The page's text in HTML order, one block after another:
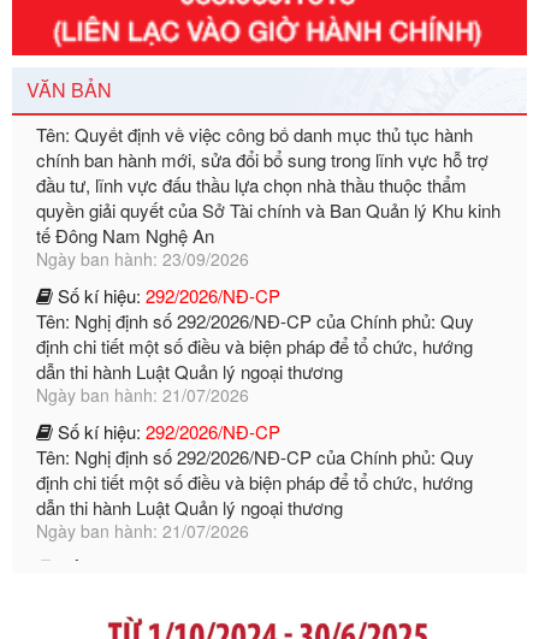
VĂN BẢN
Số kí hiệu:3014/QĐ-UBND
Tên: Quyết định về việc công bố danh mục thủ tục hành
chính ban hành mới, sửa đổi bổ sung trong lĩnh vực hỗ trợ
đầu tư, lĩnh vực đấu thầu lựa chọn nhà thầu thuộc thẩm
quyền giải quyết của Sở Tài chính và Ban Quản lý Khu kinh
tế Đông Nam Nghệ An
Ngày ban hành: 23/09/2026
Số kí hiệu:292/2026/NĐ-CP
Tên: Nghị định số 292/2026/NĐ-CP của Chính phủ: Quy
định chi tiết một số điều và biện pháp để tổ chức, hướng
dẫn thi hành Luật Quản lý ngoại thương
Ngày ban hành: 21/07/2026
Số kí hiệu:292/2026/NĐ-CP
Tên: Nghị định số 292/2026/NĐ-CP của Chính phủ: Quy
định chi tiết một số điều và biện pháp để tổ chức, hướng
dẫn thi hành Luật Quản lý ngoại thương
Ngày ban hành: 21/07/2026
Số kí hiệu:105/2026/TT-BTC
Tên: Thông tư số 105/2026/TT-BTC của Bộ Tài chính: Bãi
bỏ Thông tư số 87/2019/TT- BТC ngày 19 tháng 12 năm
2019 của Bộ trưởng Bộ Tài chính hướng dẫn thực hiện xử
Ngày ban hành: 21/07/2026